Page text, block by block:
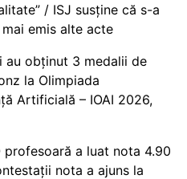
/ ISJ susține că s-a
emis alte acte
au obținut 3 medalii de
la Olimpiada
Artificială – IOAI 2026,
profesoară a luat nota 4.90
nota a ajuns la